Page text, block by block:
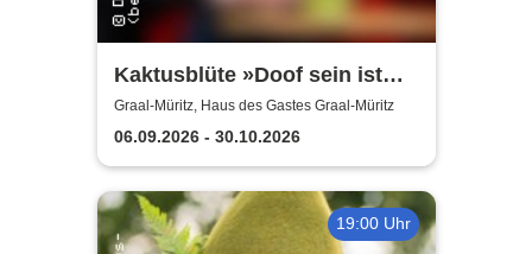
Kaktusblüte »Doof sein ist
schön«
Graal-Müritz, Haus des Gastes Graal-Müritz
06.09.2026 - 30.10.2026
19:00 Uhr